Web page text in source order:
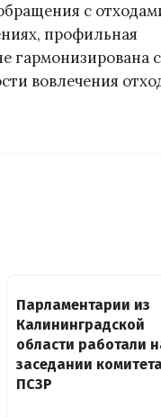
с
профильная
гармонизирована с
вовлечения
Парламентарии из
Калининградской
области работали
заседании комитета
ПСЗР